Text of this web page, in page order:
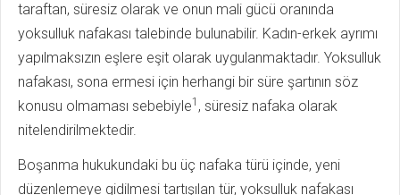
taraftan, süresiz olarak ve onun mali gücü oranında
yoksulluk nafakası talebinde bulunabilir. Kadın-erkek ayrımı
yapılmaksızın eşlere eşit olarak uy­gulanmaktadır. Yoksulluk
nafakası, sona ermesi için herhangi bir süre şartının söz
konusu olmaması sebebiyle1 , süresiz nafaka olarak
nitelendirilmektedir.
Boşanma hukukundaki bu üç nafaka türü içinde, yeni
düzenlemeye gidil­mesi tartışılan tür, yoksulluk nafakası